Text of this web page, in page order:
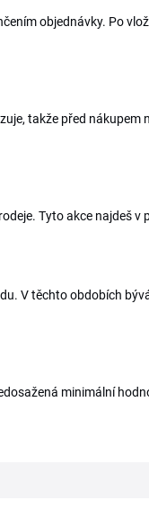
objednávky. Po
takže před nákupem
Tyto akce najdeš v
V těchto obdobích
minimální